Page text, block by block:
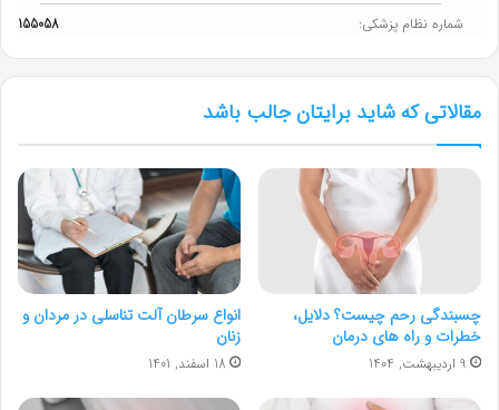
شماره نظام پزشکی: 155058
مقالاتی که شاید برایتان جالب باشد
چسبندگی رحم چیست؟ دلایل،
خطرات و راه های درمان
9 اردیبهشت, 1404
انواع سرطان آلت تناسلی در مردان و
زنان
18 اسفند, 1401